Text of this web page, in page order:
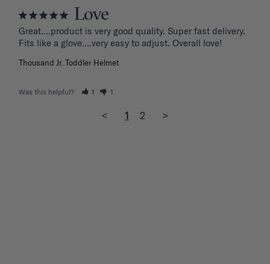
Love
Great….product is very good quality. Super fast delivery.
Fits like a glove….very easy to adjust. Overall love!
Thousand Jr. Toddler Helmet
Was this helpful? 1 1
< 1 2 >